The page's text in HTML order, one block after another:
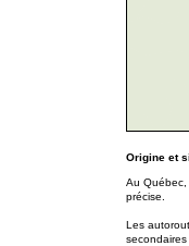
Origine et
Au Québec,
précise.
Les